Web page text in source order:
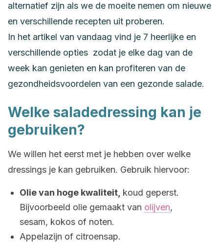
alternatief zijn als we de moeite nemen om nieuwe
en verschillende recepten uit proberen.
In het artikel van vandaag vind je 7 heerlijke en
verschillende opties zodat je elke dag van de
week kan genieten en kan profiteren van de
gezondheidsvoordelen van een gezonde salade.
Welke saladedressing kan je
gebruiken?
We willen het eerst met je hebben over welke
dressings je kan gebruiken. Gebruik hiervoor:
Olie van hoge kwaliteit, koud geperst.
Bijvoorbeeld olie gemaakt van olijven,
sesam, kokos of noten.
Appelazijn of citroensap.